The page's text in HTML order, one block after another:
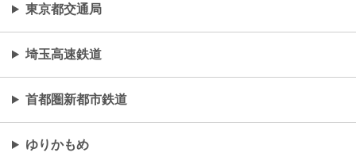
東京都交通局
埼玉高速鉄道
首都圏新都市鉄道
ゆりかもめ